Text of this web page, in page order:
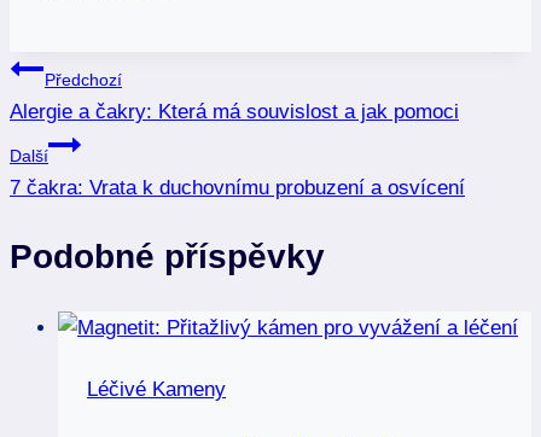
Navigace
pro
příspěvek
Předchozí
Alergie a čakry: Která má souvislost a jak pomoci
Další
7 čakra: Vrata k duchovnímu probuzení a osvícení
Podobné příspěvky
Léčivé Kameny